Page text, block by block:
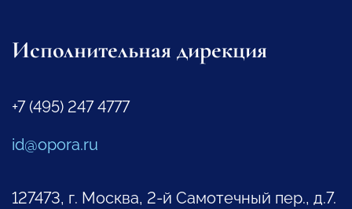
Исполнительная дирекция
+7 (495) 247 4777
id@opora.ru
127473, г. Москва, 2-й Самотечный пер., д.7.